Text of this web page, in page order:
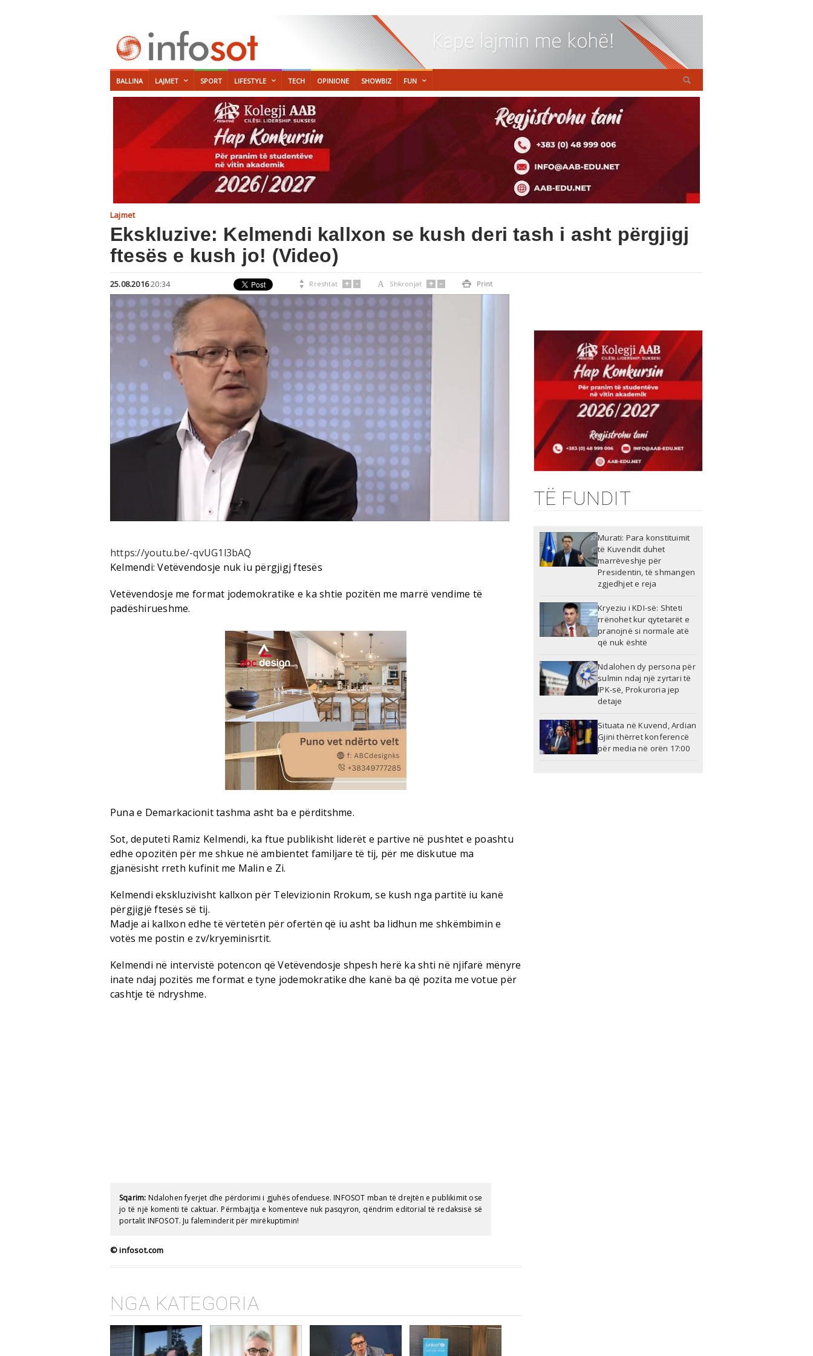
BALLINA LAJMET SPORT LIFESTYLE TECH OPINIONE SHOWBIZ FUN
Lajmet
Ekskluzive: Kelmendi kallxon se kush deri tash i asht përgjigj
ftesës e kush jo! (Video)
25.08.201620:34  Rreshtat + - A Shkronjat + -  Print
https://youtu.be/-qvUG1l3bAQ
Kelmendi: Vetëvendosje nuk iu përgjigj ftesës
Vetëvendosje me format jodemokratike e ka shtie pozitën me marrë vendime të
padëshirueshme.
Puna e Demarkacionit tashma asht ba e përditshme.
Sot, deputeti Ramiz Kelmendi, ka ftue publikisht liderët e partive në pushtet e poashtu
edhe opozitën për me shkue në ambientet familjare të tij, për me diskutue ma
gjanësisht rreth kufinit me Malin e Zi.
Kelmendi ekskluzivisht kallxon për Televizionin Rrokum, se kush nga partitë iu kanë
përgjigjë ftesës së tij.
Madje ai kallxon edhe të vërtetën për ofertën që iu asht ba lidhun me shkëmbimin e
votës me postin e zv/kryeminisrtit.
Kelmendi në intervistë potencon që Vetëvendosje shpesh herë ka shti në njifarë mënyre
inate ndaj pozitës me format e tyne jodemokratike dhe kanë ba që pozita me votue për
cashtje të ndryshme.
Sqarim: Ndalohen fyerjet dhe përdorimi i gjuhës ofenduese. INFOSOT mban të drejtën e publikimit ose
jo të një komenti të caktuar. Përmbajtja e komenteve nuk pasqyron, qëndrim editorial të redaksisë së
portalit INFOSOT. Ju faleminderit për mirëkuptimin!
© infosot.com
NGA KATEGORIA
TË FUNDIT
Murati: Para konstituimit
të Kuvendit duhet
marrëveshje për
Presidentin, të shmangen
zgjedhjet e reja
Kryeziu i KDI-së: Shteti
rrënohet kur qytetarët e
pranojnë si normale atë
që nuk është
Ndalohen dy persona për
sulmin ndaj një zyrtari të
IPK-së, Prokuroria jep
detaje
Situata në Kuvend, Ardian
Gjini thërret konferencë
për media në orën 17:00